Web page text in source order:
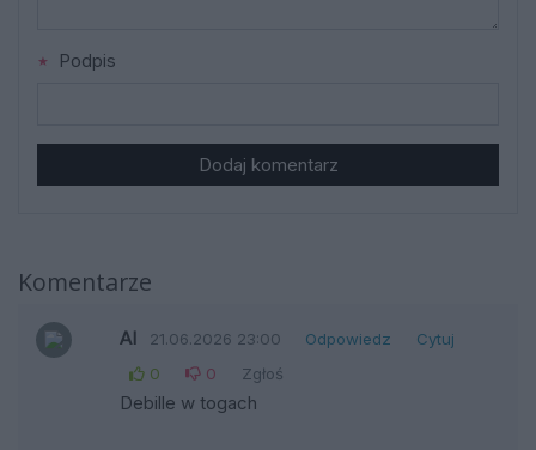
Podpis
Dodaj komentarz
Komentarze
AI 21.06.2026 23:00 Odpowiedz
Cytuj
0
0 Zgłoś
Debille w togach